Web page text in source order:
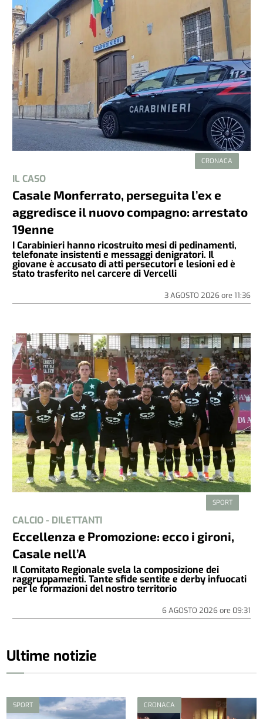
CRONACA
IL CASO
Casale Monferrato, perseguita l’ex e
aggredisce il nuovo compagno: arrestato
19enne
I Carabinieri hanno ricostruito mesi di pedinamenti,
telefonate insistenti e messaggi denigratori. Il
giovane è accusato di atti persecutori e lesioni ed è
stato trasferito nel carcere di Vercelli
3 AGOSTO 2026ore 11:36
SPORT
CALCIO - DILETTANTI
Eccellenza e Promozione: ecco i gironi,
Casale nell’A
Il Comitato Regionale svela la composizione dei
raggruppamenti. Tante sfide sentite e derby infuocati
per le formazioni del nostro territorio
6 AGOSTO 2026ore 09:31
Ultime notizie
SPORT CRONACA